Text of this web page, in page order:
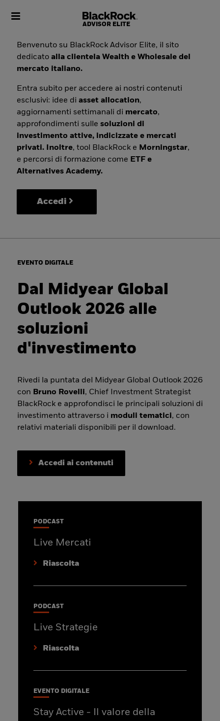
Toggle navigation
Benvenuto su BlackRock Advisor Elite, il sito
dedicatoalla clientela Wealth e Wholesale del
mercato italiano.
Entra subito per accedere ai nostri contenuti
esclusivi: idee diasset allocation,
aggiornamenti settimanali di mercato,
approfondimenti sullesoluzioni di
investimento attive, indicizzate e mercati
privati. Inoltre, tool BlackRock e Morningstar,
e percorsi di formazione come ETF e
Alternatives Academy.
Accedi
EVENTO DIGITALE
Dal Midyear Global
Outlook 2026 alle
soluzioni
d'investimento
Rivedi la puntata del Midyear Global Outlook 2026
con Bruno Rovelli, Chief Investment Strategist
BlackRock e approfondisci le principali soluzioni di
investimento attraverso i moduli tematici, con
relativi materiali disponibili per il download.
Accedi ai contenuti
PODCAST
Live Mercati
Riascolta
PODCAST
Live Strategie
Riascolta
EVENTO DIGITALE
Stay Active - Il valore della